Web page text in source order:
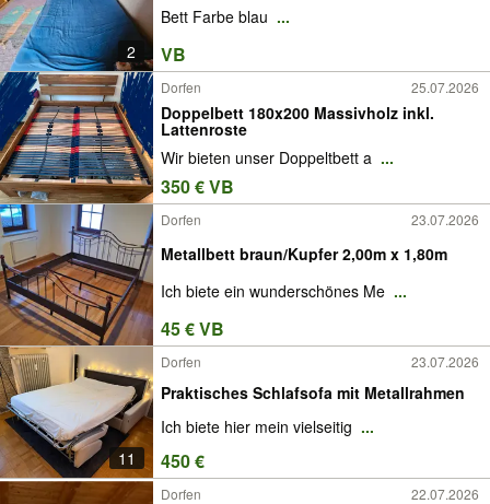
2
Bett Farbe blau ...
VB
Dorfen 25.07.2026
Doppelbett 180x200 Massivholz inkl.
Lattenroste
Wir bieten unser Doppeltbett a ...
350 € VB
Dorfen 23.07.2026
Metallbett braun/Kupfer 2,00m x 1,80m
Ich biete ein wunderschönes Me ...
45 € VB
11
Dorfen 23.07.2026
Praktisches Schlafsofa mit Metallrahmen
Ich biete hier mein vielseitig ...
450 €
Dorfen 22.07.2026